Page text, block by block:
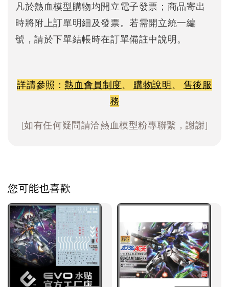
凡於熱血模型購物均開立電子發票；商品寄出
時將附上訂單明細及發票。若需開立統一編
號，請於下單結帳時在訂單備註中說明。
詳請參照：熱血會員制度、 購物說明、 售後服
務
[如有任何疑問請洽熱血模型粉專聯繫，謝謝]
您可能也喜歡